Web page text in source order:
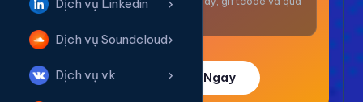
Dịch vụ Linkedin
Dịch vụ Soundcloud
Dịch vụ vk Trải Nghiệm Ngay